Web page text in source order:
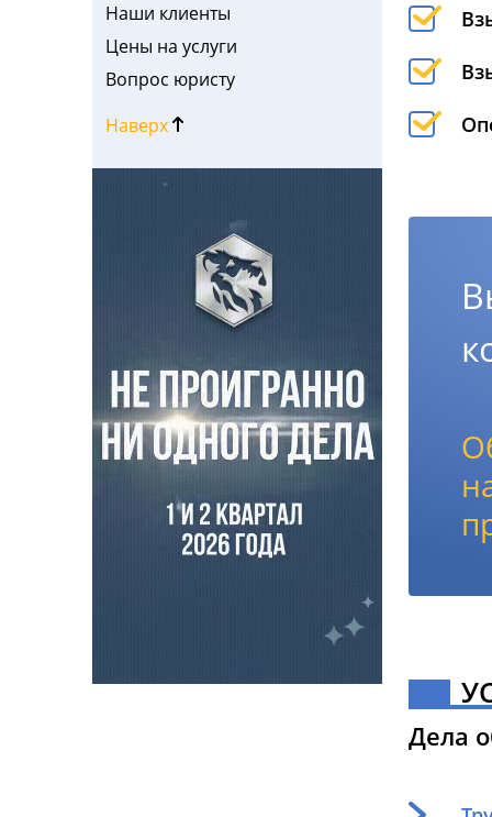
Наши клиенты
Цены на услуги
Вопрос юристу
Наверх
Дела